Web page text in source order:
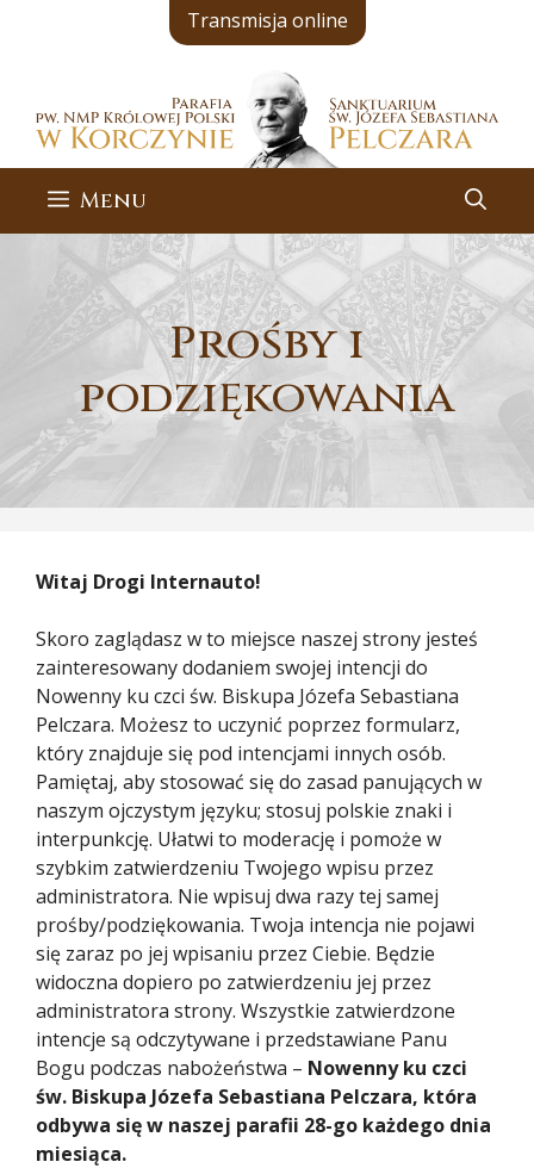
Transmisja online
Menu
Prośby i
podziękowania
Witaj Drogi Internauto!
Skoro zaglądasz w to miejsce naszej strony jesteś
zainteresowany dodaniem swojej intencji do
Nowenny ku czci św. Biskupa Józefa Sebastiana
Pelczara. Możesz to uczynić poprzez formularz,
który znajduje się pod intencjami innych osób.
Pamiętaj, aby stosować się do zasad panujących w
naszym ojczystym języku; stosuj polskie znaki i
interpunkcję. Ułatwi to moderację i pomoże w
szybkim zatwierdzeniu Twojego wpisu przez
administratora. Nie wpisuj dwa razy tej samej
prośby/podziękowania. Twoja intencja nie pojawi
się zaraz po jej wpisaniu przez Ciebie. Będzie
widoczna dopiero po zatwierdzeniu jej przez
administratora strony. Wszystkie zatwierdzone
intencje są odczytywane i przedstawiane Panu
Bogu podczas nabożeństwa – Nowenny ku czci
św. Biskupa Józefa Sebastiana Pelczara, która
odbywa się w naszej parafii 28-go każdego dnia
miesiąca.